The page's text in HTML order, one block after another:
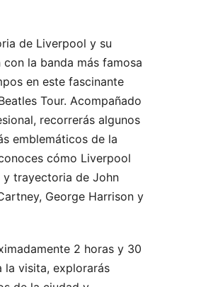
de Liverpool y su
la banda más famosa
en este fascinante
Tour. Acompañado
recorrerás algunos
emblemáticos de la
cómo Liverpool
y trayectoria de John
George Harrison y
2 horas y 30
la visita, explorarás